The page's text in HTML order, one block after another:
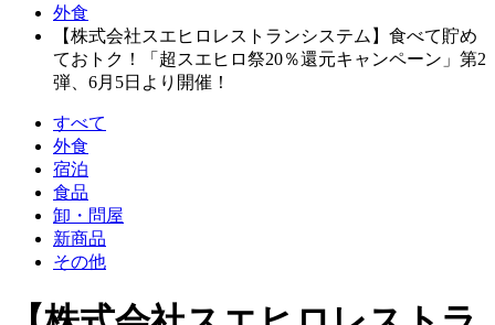
外食
【株式会社スエヒロレストランシステム】食べて貯め
ておトク！「超スエヒロ祭20％還元キャンペーン」第2
弾、6月5日より開催！
すべて
外食
宿泊
食品
卸・問屋
新商品
その他